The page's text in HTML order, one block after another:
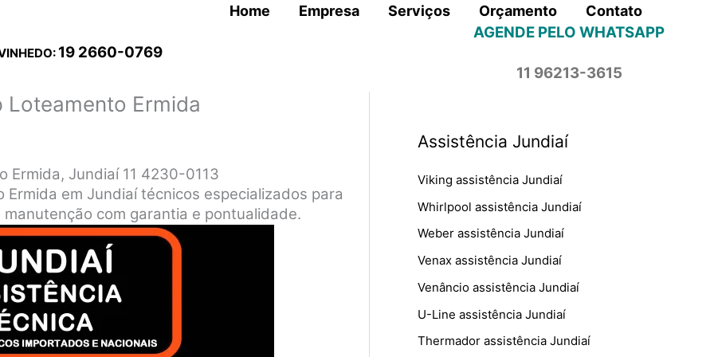
Home Empresa Serviços Orçamento Contato
19 2660-0769
AGENDE PELO WHATSAPP
11 96213-3615
Ermida
Ermida, Jundiaí 11 4230-0113
em Jundiaí técnicos especializados para
com garantia e pontualidade.
Assistência Jundiaí
Viking assistência Jundiaí
Whirlpool assistência Jundiaí
Weber assistência Jundiaí
Venax assistência Jundiaí
Venâncio assistência Jundiaí
U-Line assistência Jundiaí
Thermador assistência Jundiaí